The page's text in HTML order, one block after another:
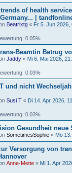
of health
|
Beatrixtg « Fr 5. Jun 2026,
0.05%
Beamtin Betrug
Jaddy « Mi 6. Mai 2026,
0.03%
und nicht
Susi T « Di 14. Apr 2026,
0.03%
Gesundheit neue
SometimesSophie « Mo
Versorgung von
Anne-Mette « Mi 1. Apr